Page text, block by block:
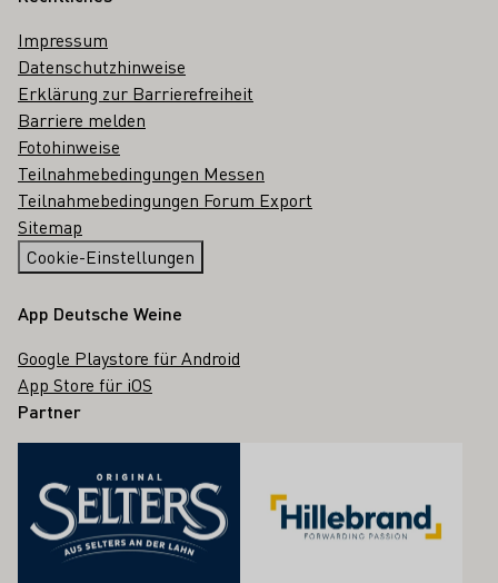
Impressum
Datenschutzhinweise
Erklärung zur Barrierefreiheit
Barriere melden
Fotohinweise
Teilnahmebedingungen Messen
Teilnahmebedingungen Forum Export
Sitemap
Cookie-Einstellungen
App Deutsche Weine
Google Playstore für Android
App Store für iOS
Partner